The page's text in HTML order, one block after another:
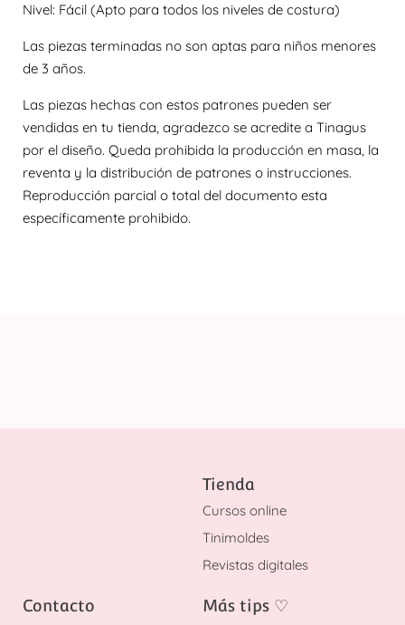
Nivel: Fácil (Apto para todos los niveles de costura)
Las piezas terminadas no son aptas para niños menores
de 3 años.
Las piezas hechas con estos patrones pueden ser
vendidas en tu tienda, agradezco se acredite a Tinagus
por el diseño. Queda prohibida la producción en masa, la
reventa y la distribución de patrones o instrucciones.
Reproducción parcial o total del documento esta
específicamente prohibido.
Tienda
Cursos online
Tinimoldes
Revistas digitales
Contacto Más tips ♡